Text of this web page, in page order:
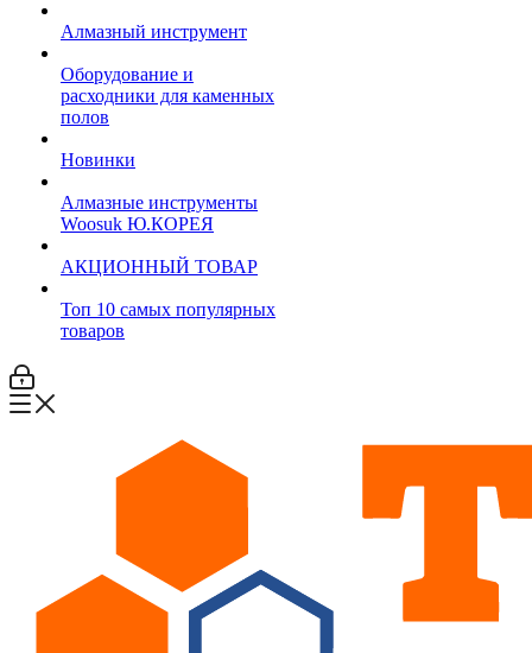
Алмазный инструмент
Оборудование и
расходники для каменных
полов
Новинки
Алмазные инструменты
Woosuk Ю.КОРЕЯ
АКЦИОННЫЙ ТОВАР
Топ 10 самых популярных
товаров